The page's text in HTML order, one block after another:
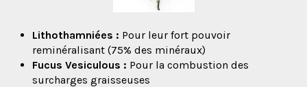
Lithothamniées : Pour leur fort pouvoir
reminéralisant (75% des minéraux)
Fucus Vesiculous : Pour la combustion des
surcharges graisseuses